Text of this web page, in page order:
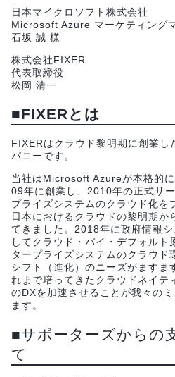
日本マイクロソフト株式会社
Microsoft Azure マーケティング
石坂 誠 様
株式会社FIXER
代表取締役
松岡 清一
■FIXERとは
FIXERはクラウド黎明期に創業し
パニーです。
当社はMicrosoft Azureが本格的
09年に創業し、2010年の正式サ
プライズシステムのクラウド化を
日本におけるクラウドの黎明期か
てきました。2018年に政府情報
してクラウド・バイ・デフォルト
タープライズシステムのクラウド
シフト（進化）のニーズがますま
れまで培ってきたクラウドネイテ
のDXを加速させることが我々の
ます。
■サポーターズからの
て